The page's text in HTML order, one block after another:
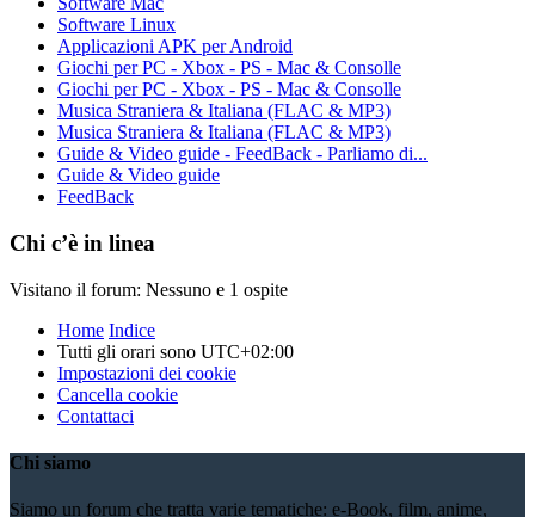
Software Linux
Applicazioni APK per Android
Giochi per PC - Xbox - PS - Mac & Consolle
Giochi per PC - Xbox - PS - Mac & Consolle
Musica Straniera & Italiana (FLAC & MP3)
Musica Straniera & Italiana (FLAC & MP3)
Guide & Video guide - FeedBack - Parliamo di...
Guide & Video guide
FeedBack
Chi c’è in linea
Visitano il forum: Nessuno e 1 ospite
Home Indice
Tutti gli orari sono UTC+02:00
Impostazioni dei cookie
Cancella cookie
Contattaci
Chi siamo
Siamo un forum che tratta varie tematiche: e-Book, film, anime,